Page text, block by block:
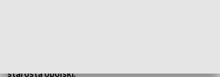
starosta opolski.